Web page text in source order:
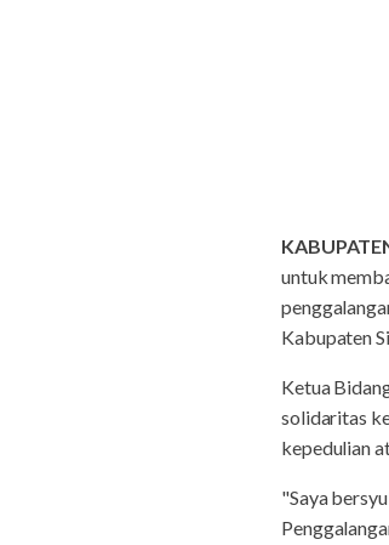
untuk
Kabupaten
Ketua
solidaritas
kepedulian
"Saya